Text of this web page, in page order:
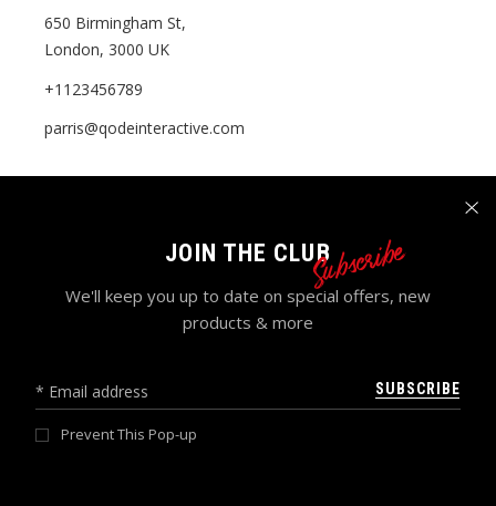
650 Birmingham St,
London, 3000 UK
+1123456789
parris@qodeinteractive.com
CUSTOMER SERVICE
JOIN THE CLUBSubscribe
We'll keep you up to date on special offers, new
products & more
SUBSCRIBE
Prevent This Pop-up